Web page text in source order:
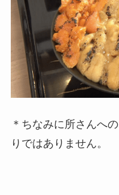
＊ちなみに所さんへ
りではありません。